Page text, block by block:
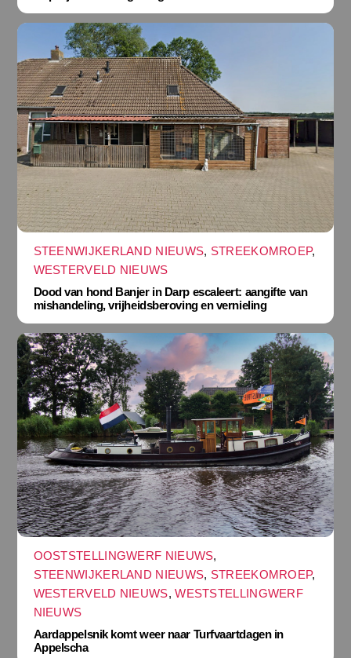
STEENWIJKERLAND NIEUWS, STREEKOMROEP,
WESTERVELD NIEUWS
Dood van hond Banjer in Darp escaleert: aangifte van
mishandeling, vrijheidsberoving en vernieling
OOSTSTELLINGWERF NIEUWS,
STEENWIJKERLAND NIEUWS, STREEKOMROEP,
WESTERVELD NIEUWS,WESTSTELLINGWERF
NIEUWS
Aardappelsnik komt weer naar Turfvaartdagen in
Appelscha